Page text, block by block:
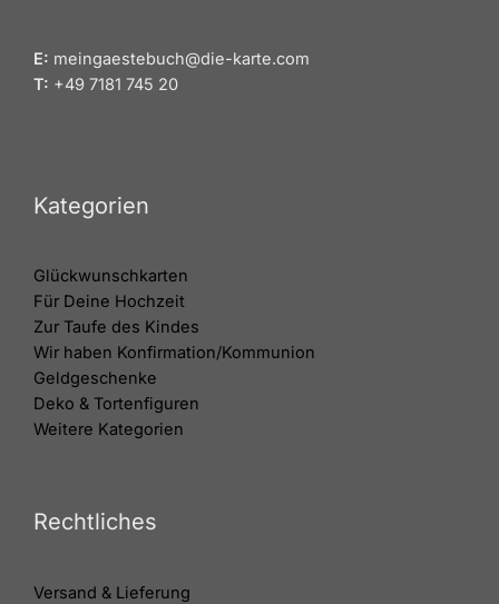
E: meingaestebuch@die-karte.com
T: +49 7181 745 20
Kategorien
Glückwunschkarten
Für Deine Hochzeit
Zur Taufe des Kindes
Wir haben Konfirmation/Kommunion
Geldgeschenke
Deko & Tortenfiguren
Weitere Kategorien
Rechtliches
Versand & Lieferung